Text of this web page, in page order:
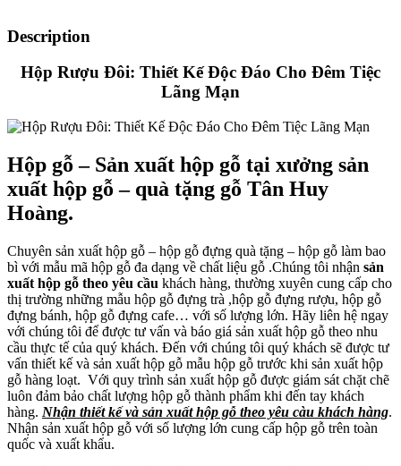
Description
Hộp Rượu Đôi: Thiết Kế Độc Đáo Cho Đêm Tiệc
Lãng Mạn
Hộp gỗ – Sản xuất hộp gỗ tại xưởng sản
xuất hộp gỗ – quà tặng gỗ Tân Huy
Hoàng.
Chuyên sản xuất hộp gỗ – hộp gỗ đựng quà tặng – hộp gỗ làm bao
bì với mẫu mã hộp gỗ đa dạng về chất liệu gỗ .Chúng tôi nhận sản
xuất hộp gỗ theo yêu cầu khách hàng, thường xuyên cung cấp cho
thị trường những mẫu hộp gỗ đựng trà ,hộp gỗ đựng rượu, hộp gỗ
đựng bánh, hộp gỗ đựng cafe… với số lượng lớn. Hãy liên hệ ngay
với chúng tôi để được tư vấn và báo giá sản xuất hộp gỗ theo nhu
cầu thực tế của quý khách. Đến với chúng tôi quý khách sẽ được tư
vấn thiết kế và sản xuất hộp gỗ mẫu hộp gỗ trước khi sản xuất hộp
gỗ hàng loạt. Với quy trình sản xuất hộp gỗ được giám sát chặt chẽ
luôn đảm bảo chất lượng hộp gỗ thành phẩm khi đến tay khách
hàng. Nhận thiết kế và sản xuất hộp gỗ theo yêu càu khách hàng.
Nhận sản xuất hộp gỗ với số lượng lớn cung cấp hộp gỗ trên toàn
quốc và xuất khẩu.